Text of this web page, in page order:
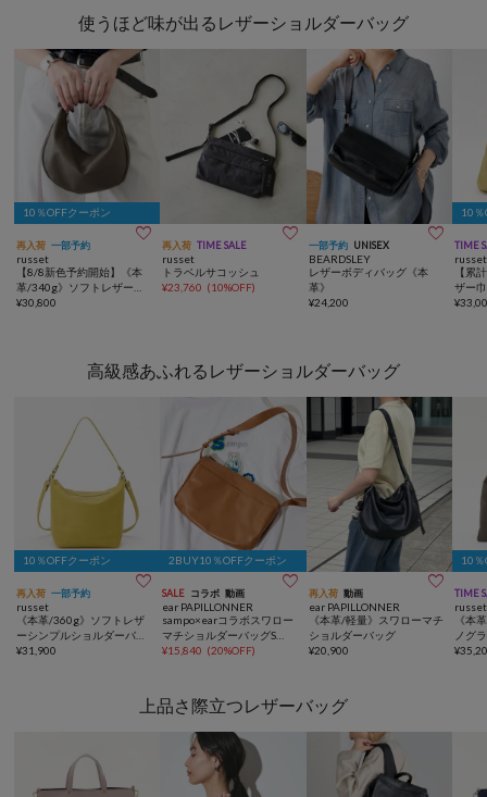
使うほど味が出るレザーショルダーバッグ
10％OFFクーポン
再入荷 一部予約 
russet
【8/8新色予約開始】《本
革/340g》ソフトレザーラ
ウンドショルダーバッグ
¥30,800
再入荷 TIME SALE 
russet
トラベルサコッシュ
¥23,760 (10%OFF)
一部予約 UNISEX 
BEARDSLEY
レザーボディバッグ《本
革》
¥24,200
10％
TIME
russet
【累
ザー
バッグ
¥
高級感あふれるレザーショルダーバッグ
10％OFFクーポン
再入荷 一部予約 
russet
《本革/360g》ソフトレザ
ーシンプルショルダーバッ
グ
¥31,900
2BUY10％OFFクーポン
SALE コラボ 動画 
ear PAPILLONNER
sampo×earコラボスワロー
マチショルダーバッグS
《本革》
¥15,840 (20%OFF)
再入荷 動画 
ear PAPILLONNER
《本革/軽量》スワローマチ
ショルダーバッグ
¥20,900
10％
TIME
russet
《本
ノグ
¥
上品さ際立つレザーバッグ